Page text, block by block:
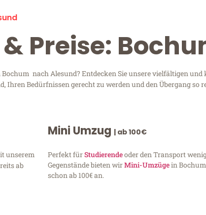
Preise:
nach Alesund? Entdecken Sie unsere vielfältigen
Ihren Bedürfnissen gerecht zu werden und den Übergang so
unserem
ab
Mini Umzug | ab 100€
Perfekt fürStudierendeoder den Transport
Gegenstände bieten wirMini-Umzügein Bochum
schon ab 100€ an.